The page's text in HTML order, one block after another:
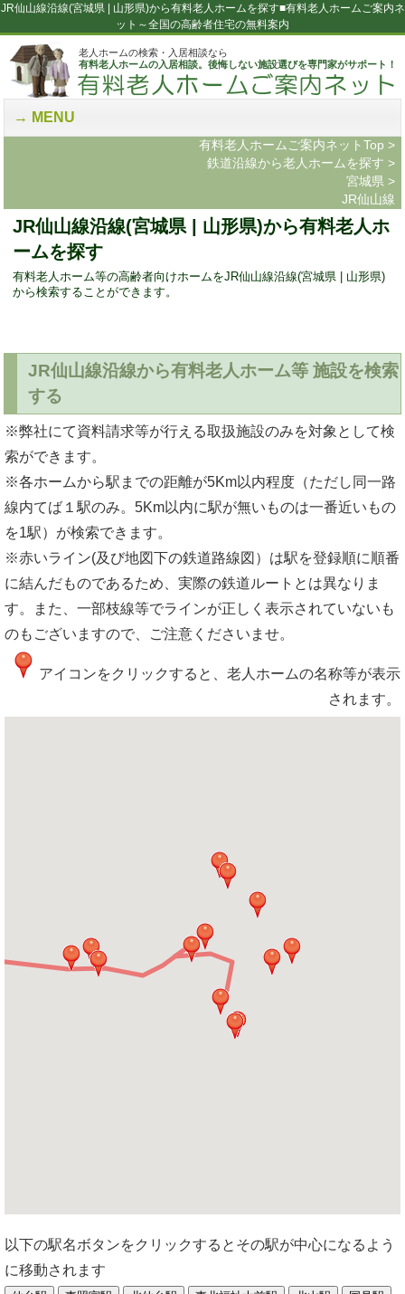
JR仙山線沿線(宮城県 | 山形県)から有料老人ホームを探す■有料老人ホームご案内ネ
ット～全国の高齢者住宅の無料案内
老人ホームの検索・入居相談なら
有料老人ホームの入居相談。後悔しない施設選びを専門家がサポート！
MENU
有料老人ホームご案内ネットTop >
鉄道沿線から老人ホームを探す >
宮城県>
JR仙山線
JR仙山線沿線(宮城県 | 山形県)から有料老人ホ
ームを探す
有料老人ホーム等の高齢者向けホームをJR仙山線沿線(宮城県 | 山形県)
から検索することができます。
JR仙山線沿線から有料老人ホーム等 施設を検索
する
※弊社にて資料請求等が行える取扱施設のみを対象として検
索ができます。
※各ホームから駅までの距離が5Km以内程度（ただし同一路
線内てば１駅のみ。5Km以内に駅が無いものは一番近いもの
を1駅）が検索できます。
※赤いライン(及び地図下の鉄道路線図）は駅を登録順に順番
に結んだものであるため、実際の鉄道ルートとは異なりま
す。また、一部枝線等でラインが正しく表示されていないも
のもございますので、ご注意くださいませ。
アイコンをクリックすると、老人ホームの名称等が表示
されます。
以下の駅名ボタンをクリックするとその駅が中心になるよう
に移動されます